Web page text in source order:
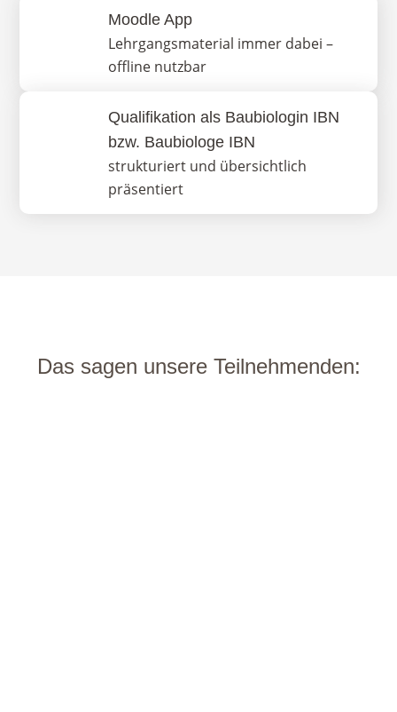
Moodle App
Lehrgangsmaterial immer dabei –
offline nutzbar
Qualifikation als Baubiologin IBN
bzw. Baubiologe IBN
strukturiert und übersichtlich
präsentiert
Das sagen unsere Teilnehmenden: